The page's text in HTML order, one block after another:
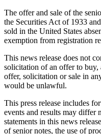
The offer and sale of the
the Securities Act of 1933
sold in the United States
exemption from registration
This news release does not
solicitation of an offer to buy,
offer, solicitation or sale in
would be unlawful.
This press release includes
events and results may differ
statements in this news
of senior notes, the use of